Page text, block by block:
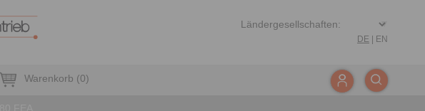
DE EN
Warenkorb (0)